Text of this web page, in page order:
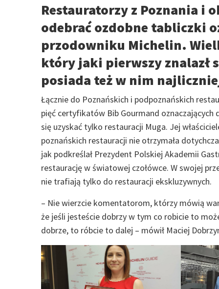
Restauratorzy z Poznania i
odebrać ozdobne tabliczki
przodowniku Michelin.
który jaki pierwszy znalazł
posiada też w nim
Łącznie do Poznańskich i podpoznańskich
pięć certyfikatów Bib Gourmand
się uzyskać tylko restauracji Muga. Jej
poznańskich restauracji nie otrzymała
jak podkreślał Prezydent Polskiej Akademii
restaurację w światowej czołówce. W swojej
nie trafiają tylko do restauracji ekskluzywnych.
– Nie wierzcie komentatorom, którzy mówią
że jeśli jesteście dobrzy w tym co robicie to
dobrze, to róbcie to dalej – mówił Maciej